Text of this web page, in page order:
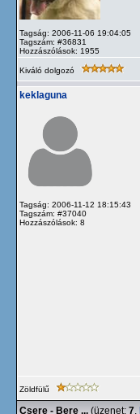
Tagság: 2006-11-06 19:04:05
Tagszám: #36831
Hozzászólások: 1955
Kiváló dolgozó
keklaguna
Tagság: 2006-11-12 18:15:43
Tagszám: #37040
Hozzászólások: 8
Zöldfülű
Csere - Bere ... (üzenet: 7,